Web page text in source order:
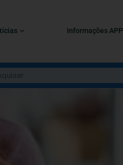
Informações APP